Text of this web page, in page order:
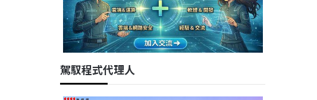
駕馭程式代理人